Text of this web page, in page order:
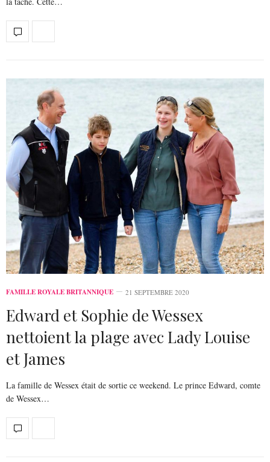
FAMILLE ROYALE BRITANNIQUE 21 SEPTEMBRE 2020
Edward et Sophie de Wessex
nettoient la plage avec Lady Louise
et James
La famille de Wessex était de sortie ce weekend. Le prince Edward, comte
de Wessex…